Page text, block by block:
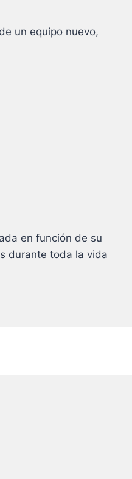
un equipo nuevo,
en función de su
durante toda la vida